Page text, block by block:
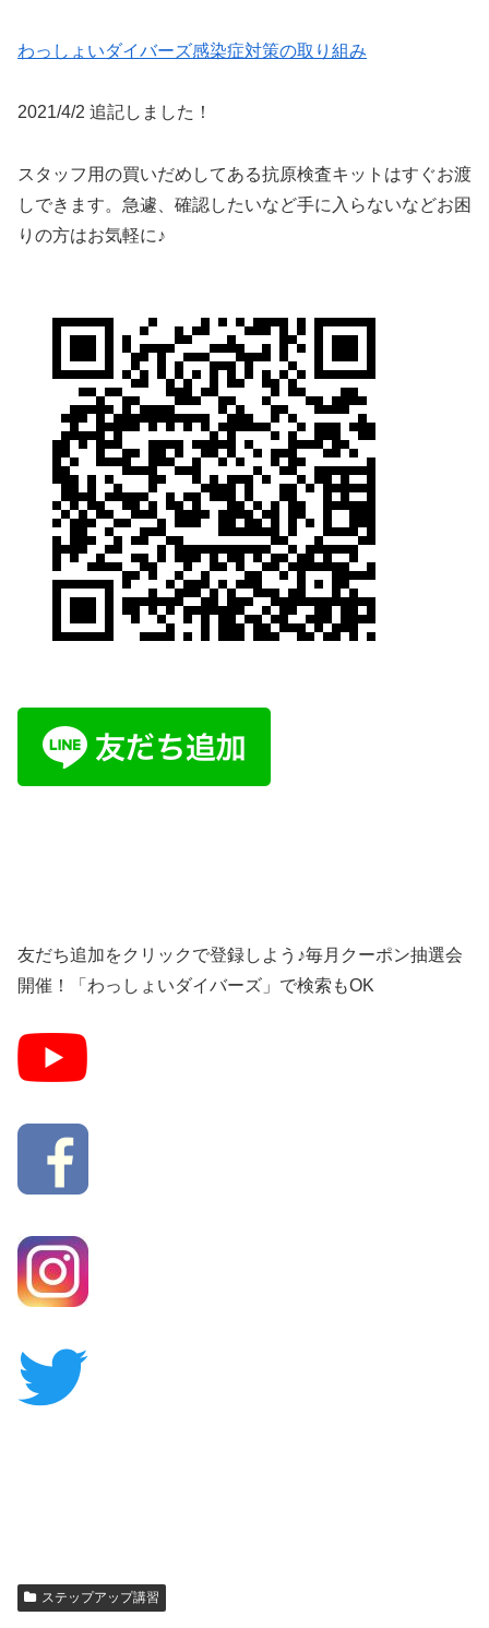
わっしょいダイバーズ感染症対策の取り組み
2021/4/2 追記しました！
スタッフ用の買いだめしてある抗原検査キットはすぐお渡
しできます。急遽、確認したいなど手に入らないなどお困
りの方はお気軽に♪
友だち追加をクリックで登録しよう♪毎月クーポン抽選会
開催！「わっしょいダイバーズ」で検索もOK
ステップアップ講習